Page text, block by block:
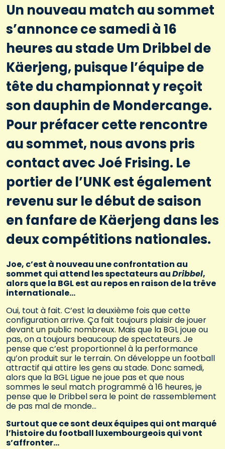
Un nouveau match au sommet
s’annonce ce samedi à 16
heures au stade Um Dribbel de
Käerjeng, puisque l’équipe de
tête du championnat y reçoit
son dauphin de Mondercange.
Pour préfacer cette rencontre
au sommet, nous avons pris
contact avec Joé Frising. Le
portier de l’UNK est également
revenu sur le début de saison
en fanfare de Käerjeng dans les
deux compétitions nationales.
Joe, c’est à nouveau une confrontation au
sommet qui attend les spectateurs auDribbel,
alors que la BGL est au repos en raison de la trêve
internationale…
Oui, tout à fait. C’est la deuxième fois que cette
configuration arrive. Ça fait toujours plaisir de jouer
devant un public nombreux. Mais que la BGL joue ou
pas, on a toujours beaucoup de spectateurs. Je
pense que c’est proportionnel à la performance
qu’on produit sur le terrain. On développe un football
attractif qui attire les gens au stade. Donc samedi,
alors que la BGL Ligue ne joue pas et que nous
sommes le seul match programmé à 16 heures, je
pense que le Dribbel sera le point de rassemblement
de pas mal de monde…
Surtout que ce sont deux équipes qui ont marqué
l’histoire du football luxembourgeois qui vont
s’affronter…